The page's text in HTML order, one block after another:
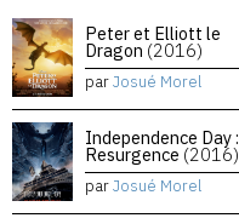
Peter et Elliott le
Dragon (2016)
parJosué Morel
Independence Day :
Resurgence (2016)
parJosué Morel